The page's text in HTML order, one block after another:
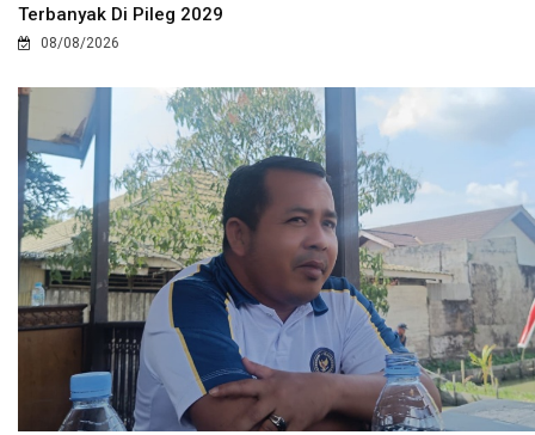
Terbanyak Di Pileg 2029
08/08/2026